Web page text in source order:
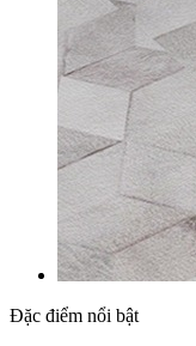
Đặc điểm nổi bật